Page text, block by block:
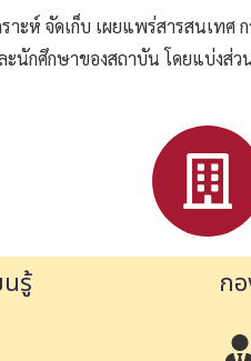
ะห์ จัดเก็บ เผยแพร่สารสนเทศ
นักศึกษาของสถาบัน โดยแบ่งส่
รู้ ก